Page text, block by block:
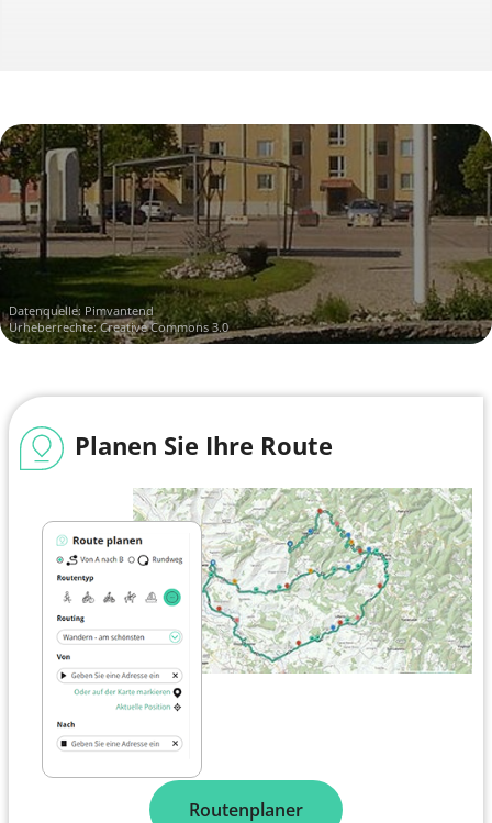
Datenquelle: Pimvantend
Urheberrechte: Creative Commons 3.0
Planen Sie Ihre Route
Routenplaner